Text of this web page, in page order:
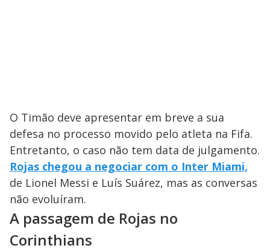
O Timão deve apresentar em breve a sua
defesa no processo movido pelo atleta na Fifa.
Entretanto, o caso não tem data de julgamento.
Rojas chegou a negociar com o Inter Miami,
de Lionel Messi e Luís Suárez, mas as conversas
não evoluíram.
A passagem de Rojas no
Corinthians